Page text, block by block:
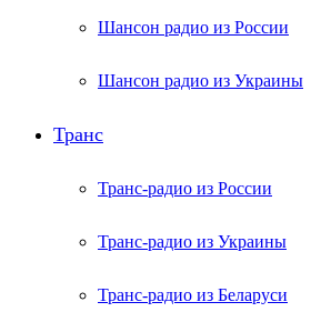
Шансон радио из России
Шансон радио из Украины
Транс
Транс-радио из России
Транс-радио из Украины
Транс-радио из Беларуси